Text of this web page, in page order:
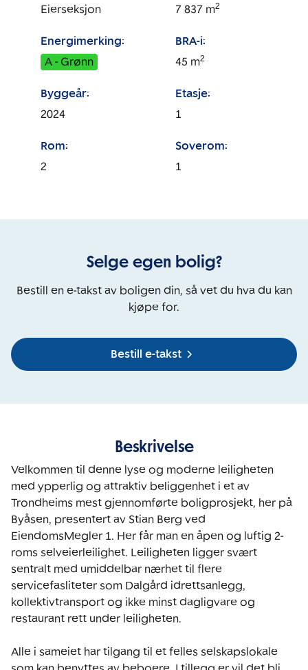
Eierseksjon
7 837 m2
Energimerking:
A - Grønn
BRA-i:
45 m2
Byggeår:
2024
Etasje:
1
Rom:
2
Soverom:
1
Selge egen bolig?
Bestill en e-takst av boligen din, så vet du hva du kan
kjøpe for.
Bestill e-takst
Beskrivelse
Velkommen til denne lyse og moderne leiligheten
med ypperlig og attraktiv beliggenhet i et av
Trondheims mest gjennomførte boligprosjekt, her på
Byåsen, presentert av Stian Berg ved
EiendomsMegler 1. Her får man en åpen og luftig 2-
roms selveierleilighet. Leiligheten ligger svært
sentralt med umiddelbar nærhet til flere
servicefasliteter som Dalgård idrettsanlegg,
kollektivtransport og ikke minst dagligvare og
restaurant rett under leiligheten.
Alle i sameiet har tilgang til et felles selskapslokale